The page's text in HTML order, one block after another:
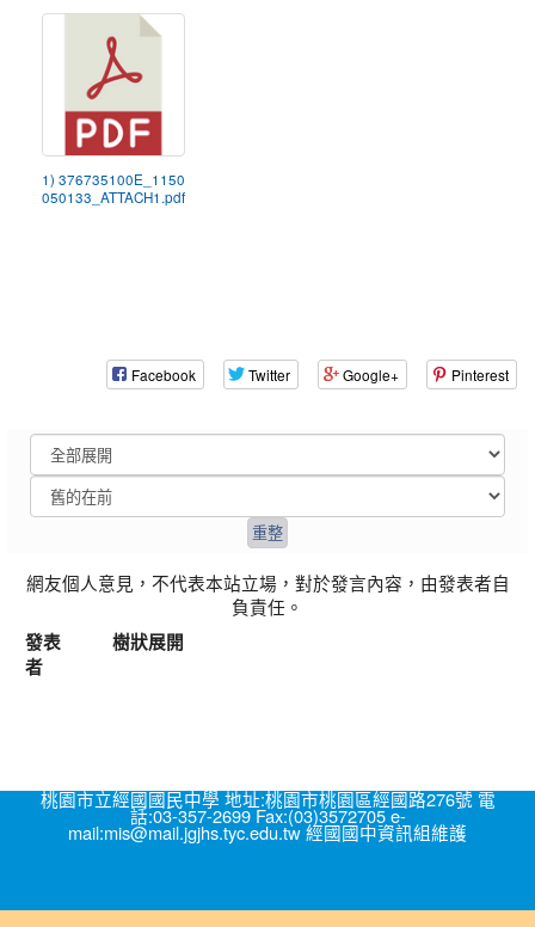
1) 376735100E_1150
050133_ATTACH1.pdf
Facebook Twitter Google+ Pinterest
網友個人意見，不代表本站立場，對於發言內容，由發表者自
負責任。
發表
者
樹狀展開
桃園市立經國國民中學 地址:桃園市桃園區經國路276號 電
話:03-357-2699 Fax:(03)3572705 e-
mail:mis@mail.jgjhs.tyc.edu.tw 經國國中資訊組維護